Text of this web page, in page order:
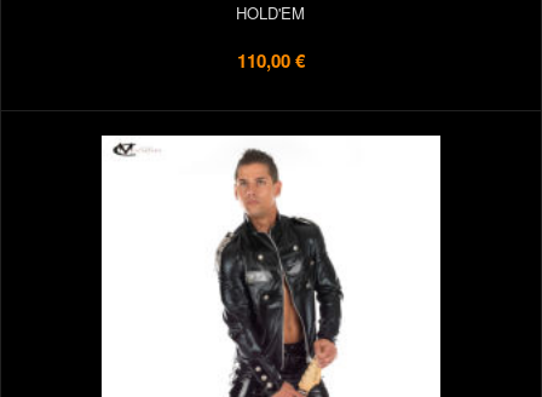
HOLD'EM
110,00 €